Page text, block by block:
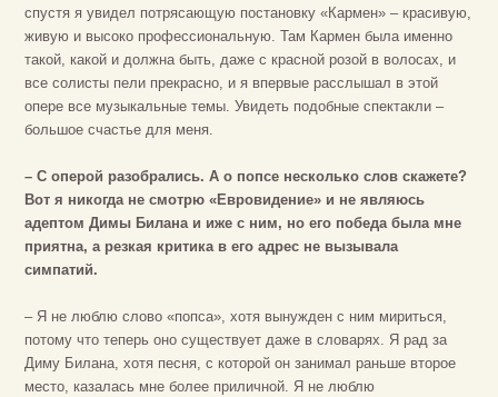
спустя я увидел потрясающую постановку «Кармен» – красивую,
живую и высоко профессиональную. Там Кармен была именно
такой, какой и должна быть, даже с красной розой в волосах, и
все солисты пели прекрасно, и я впервые расслышал в этой
опере все музыкальные темы. Увидеть подобные спектакли –
большое счастье для меня.
– С оперой разобрались. А о попсе несколько слов скажете?
Вот я никогда не смотрю «Евровидение» и не являюсь
адептом Димы Билана и иже с ним, но его победа была мне
приятна, а резкая критика в его адрес не вызывала
симпатий.
– Я не люблю слово «попса», хотя вынужден с ним мириться,
потому что теперь оно существует даже в словарях. Я рад за
Диму Билана, хотя песня, с которой он занимал раньше второе
место, казалась мне более приличной. Я не люблю